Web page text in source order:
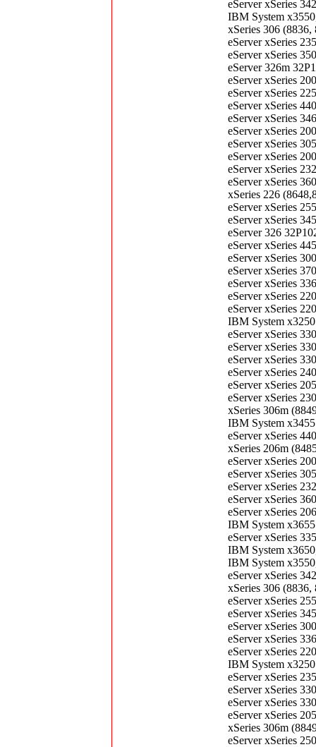
eServer xSeries
IBM System
xSeries 306
eServer xSeries
eServer xSeries
eServer 326m
eServer xSeries
eServer xSeries
eServer xSeries
eServer xSeries
eServer xSeries
eServer xSeries
eServer xSeries
eServer xSeries
eServer xSeries
xSeries 226
eServer xSeries
eServer xSeries
eServer 326
eServer xSeries
eServer xSeries
eServer xSeries
eServer xSeries
eServer xSeries
eServer xSeries
IBM System
eServer xSeries
eServer xSeries
eServer xSeries
eServer xSeries
eServer xSeries
eServer xSeries
xSeries 306m
IBM System
eServer xSeries
xSeries 206m
eServer xSeries
eServer xSeries
eServer xSeries
eServer xSeries
eServer xSeries
IBM System
eServer xSeries
IBM System
IBM System
eServer xSeries
xSeries 306
eServer xSeries
eServer xSeries
eServer xSeries
eServer xSeries
eServer xSeries
IBM System
eServer xSeries
eServer xSeries
eServer xSeries
eServer xSeries
xSeries 306m
eServer xSeries